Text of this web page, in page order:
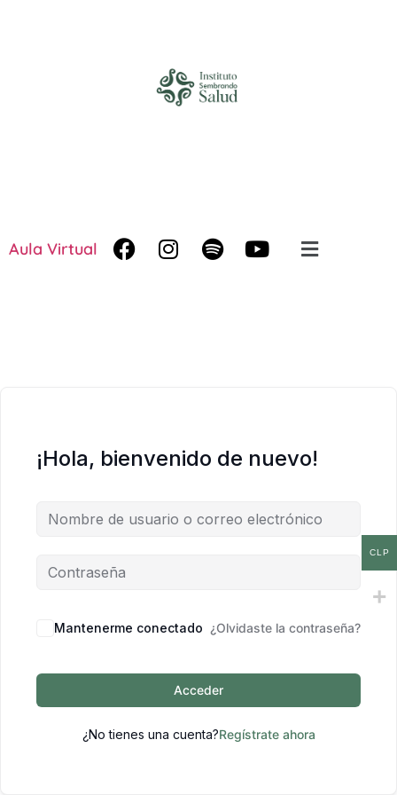
Aula Virtual
¡Hola, bienvenido de nuevo!
Mantenerme conectado ¿Olvidaste la contraseña?
Acceder
¿No tienes una cuenta?Regístrate ahora
CLP